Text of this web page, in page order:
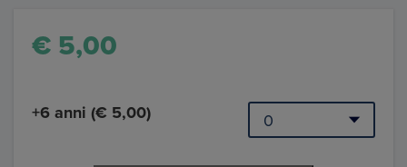
€ 5,00
+6 anni (€ 5,00)